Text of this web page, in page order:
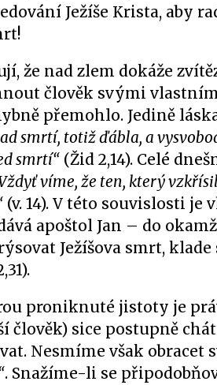
Ježíše Krista, aby
že nad zlem dokáže
člověk svými
přemohlo. Jedině
smrtí, totiž ďábla, a
smrtí“ (Žid 2,14). Celé
víme, že ten, který
(v. 14). V této souvislosti
apoštol Jan – do
Ježíšova smrt,
proniknuté jistoty je
člověk) sice postupně
Nesmíme však obracet
. Snažíme-li se